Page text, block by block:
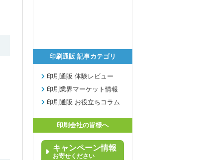
印刷通販 記事カテゴリ
印刷通販 体験レビュー
印刷業界マーケット情報
印刷通販 お役立ちコラム
印刷会社の皆様へ
キャンペーン情報
お寄せください